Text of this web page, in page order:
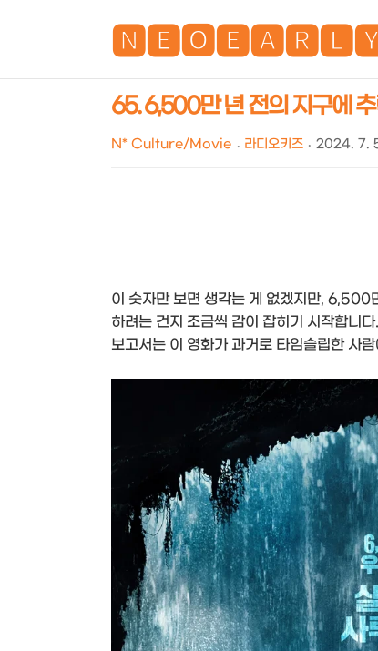
65. 6,500만 년 전의 지구에
N* Culture/Movie 라디오키즈 2024. 7.
이 숫자만 보면 생각는 게 없겠지만, 6,500
하려는 건지 조금씩 감이 잡히기 시작합니
보고서는 이 영화가 과거로 타임슬립한 사